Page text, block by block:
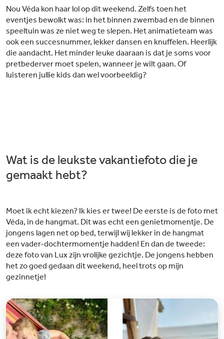
Nou Véda kon haar lol op dit weekend. Zelfs toen het
eventjes bewolkt was: in het binnen zwembad en de binnen
speeltuin was ze niet weg te slepen. Het animatieteam was
ook een succesnummer, lekker dansen en knuffelen. Heerlijk
die aandacht. Het minder leuke daaraan is dat je soms voor
pretbederver moet spelen, wanneer je wilt gaan. Of
luisteren jullie kids dan wel voorbeeldig?
Wat is de leukste vakantiefoto die je
gemaakt hebt?
Moet ik echt kiezen? Ik kies er twee! De eerste is de foto met
Véda, in de hangmat. Dit was echt een genietmomentje. De
jongens lagen net op bed, terwijl wij lekker in de hangmat
een vader-dochtermomentje hadden! En dan de tweede:
deze foto van Lux zijn vrolijke gezichtje. De jongens hebben
het zo goed gedaan dit weekend, heel trots op mijn
gezinnetje!